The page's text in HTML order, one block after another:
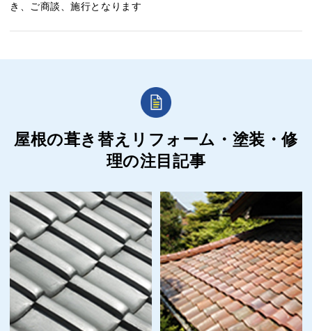
き、ご商談、施行となります
屋根の葺き替えリフォーム・塗装・修
理の注目記事